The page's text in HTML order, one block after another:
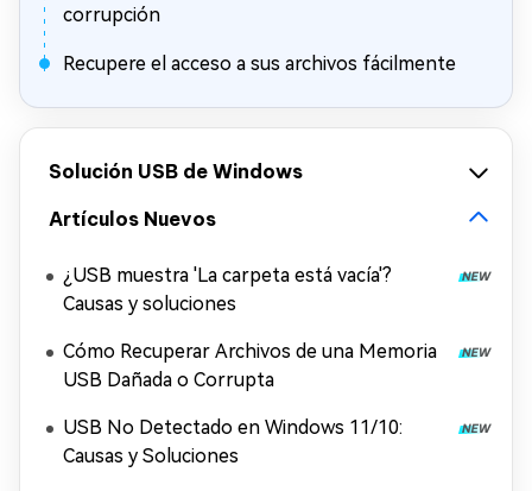
corrupción
Recupere el acceso a sus archivos fácilmente
Solución USB de Windows
Artículos Nuevos
¿USB muestra 'La carpeta está vacía'?
Causas y soluciones
Cómo Recuperar Archivos de una Memoria
USB Dañada o Corrupta
USB No Detectado en Windows 11/10:
Causas y Soluciones